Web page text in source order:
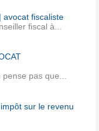
avocat fiscaliste
fiscal à...
pas que...
sur le revenu